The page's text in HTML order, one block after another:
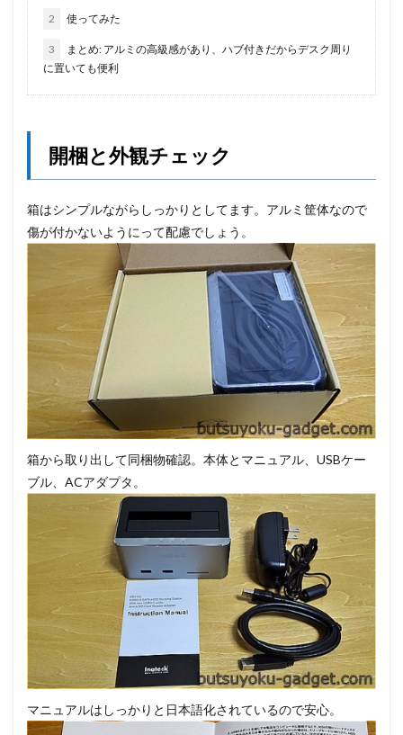
2 使ってみた
3
まとめ: アルミの高級感があり、ハブ付きだからデスク周り
に置いても便利
開梱と外観チェック
箱はシンプルながらしっかりとしてます。アルミ筐体なので
傷が付かないようにって配慮でしょう。
箱から取り出して同梱物確認。本体とマニュアル、USBケー
ブル、ACアダプタ。
マニュアルはしっかりと日本語化されているので安心。